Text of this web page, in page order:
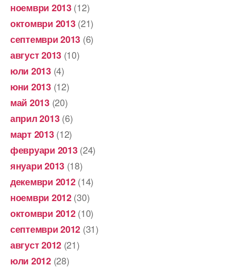
ноември 2013(12)
октомври 2013(21)
септември 2013 (6)
август 2013 (10)
юли 2013(4)
юни 2013(12)
май 2013(20)
април 2013(6)
март 2013(12)
февруари 2013(24)
януари 2013 (18)
декември 2012(14)
ноември 2012(30)
октомври 2012(10)
септември 2012 (31)
август 2012 (21)
юли 2012(28)